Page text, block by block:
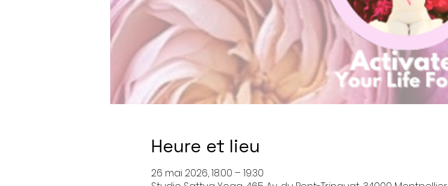
Heure et lieu
26 mai 2026, 18:00 – 19:30